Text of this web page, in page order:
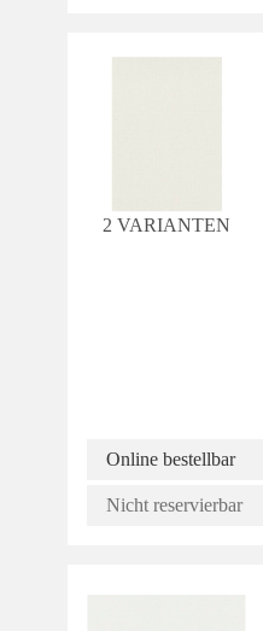
2 VARIANTEN
Online bestellbar
Nicht reservierbar